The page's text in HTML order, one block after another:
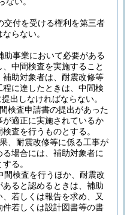
交付を受ける権利を第三者
らない。
助事業において必要がある
中間検査を実施すること
補助対象者は、耐震改修等
に達したときは、中間検
出しなければならない。
検査申請書の提出があった
適正に実施されているか
査を行うものとする。
、耐震改修等に係る工事が
場合には、補助対象者に
る。
間検査を行うほか、耐震改
ると認めるときは、補助
若しくは報告を求め、又
若しくは設計図書等の書